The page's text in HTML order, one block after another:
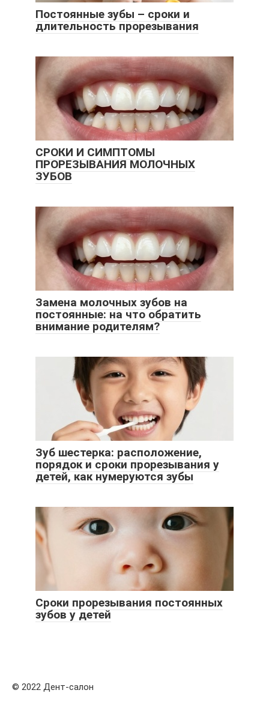
Постоянные зубы – сроки и
длительность прорезывания
СРОКИ И СИМПТОМЫ
ПРОРЕЗЫВАНИЯ МОЛОЧНЫХ
ЗУБОВ
Замена молочных зубов на
постоянные: на что обратить
внимание родителям?
Зуб шестерка: расположение,
порядок и сроки прорезывания у
детей, как нумеруются зубы
Сроки прорезывания постоянных
зубов у детей
© 2022 Дент-салон